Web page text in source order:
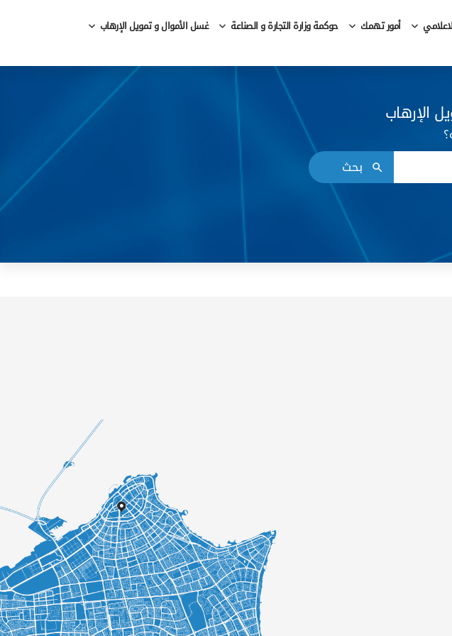
أمور تهمك حوكمة وزارة التجارة و الصناعة
غسل الأموال و تمويل الإرهاب
الإرهاب
بحث